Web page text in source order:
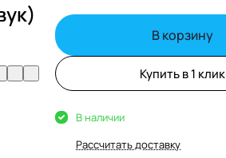
В корзину
Купить в 1 клик
В наличии
Рассчитать доставку